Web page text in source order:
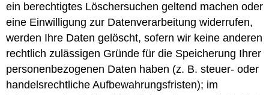
ein berechtigtes Löschersuchen geltend machen oder
eine Einwilligung zur Datenverarbeitung widerrufen,
werden Ihre Daten gelöscht, sofern wir keine anderen
rechtlich zulässigen Gründe für die Speicherung Ihrer
personenbezogenen Daten haben (z. B. steuer- oder
handelsrechtliche Aufbewahrungsfristen); im